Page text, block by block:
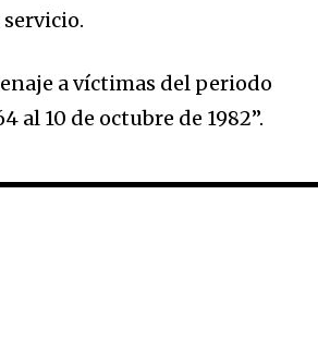
servicio.
a víctimas del periodo
10 de octubre de 1982”.